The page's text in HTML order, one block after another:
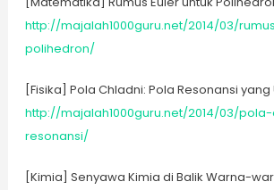
http://majalah1000guru.net/2014/03/
polihedron/
[Fisika] Pola Chladni: Pola Resonansi yang
http://majalah1000guru.net/2014/03/
resonansi/
[Kimia] Senyawa Kimia di Balik Warna-